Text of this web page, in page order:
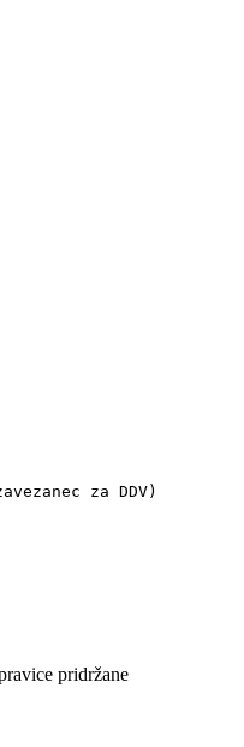
za DDV)
pridržane